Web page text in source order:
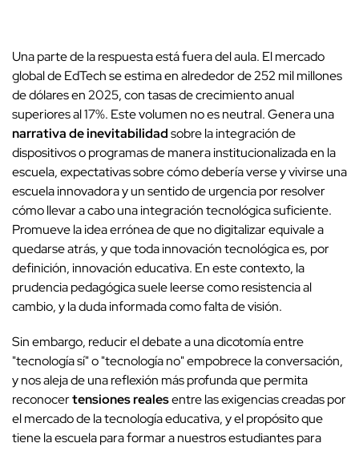
Una parte de la respuesta está fuera del aula. El mercado
global de EdTech se estima en alrededor de 252 mil millones
de dólares en 2025, con tasas de crecimiento anual
superiores al 17%. Este volumen no es neutral. Genera una
narrativa de inevitabilidadsobre la integración de
dispositivos o programas de manera institucionalizada en la
escuela, expectativas sobre cómo debería verse y vivirse una
escuela innovadora y un sentido de urgencia por resolver
cómo llevar a cabo una integración tecnológica suficiente.
Promueve la idea errónea de que no digitalizar equivale a
quedarse atrás, y que toda innovación tecnológica es, por
definición, innovación educativa. En este contexto, la
prudencia pedagógica suele leerse como resistencia al
cambio, y la duda informada como falta de visión.
Sin embargo, reducir el debate a una dicotomía entre
"tecnología sí" o "tecnología no" empobrece la conversación,
y nos aleja de una reflexión más profunda que permita
reconocertensiones realesentre las exigencias creadas por
el mercado de la tecnología educativa, y el propósito que
tiene la escuela para formar a nuestros estudiantes para